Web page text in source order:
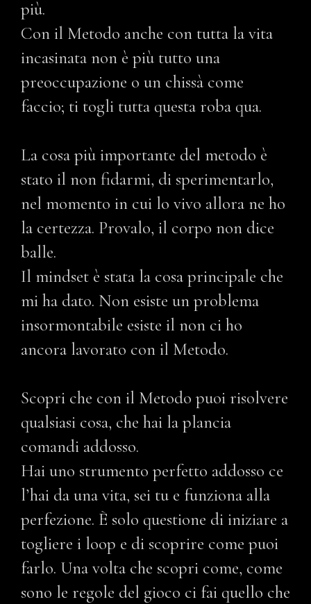
più.
Con il Metodo anche con tutta la vita
incasinata non è più tutto una
preoccupazione o un chissà come
faccio; ti togli tutta questa roba qua.
La cosa più importante del metodo è
stato il non fidarmi, di sperimentarlo,
nel momento in cui lo vivo allora ne ho
la certezza. Provalo, il corpo non dice
balle.
Il mindset è stata la cosa principale che
mi ha dato. Non esiste un problema
insormontabile esiste il non ci ho
ancora lavorato con il Metodo.
Scopri che con il Metodo puoi risolvere
qualsiasi cosa, che hai la plancia
comandi addosso.
Hai uno strumento perfetto addosso ce
l’hai da una vita, sei tu e funziona alla
perfezione. È solo questione di iniziare a
togliere i loop e di scoprire come puoi
farlo. Una volta che scopri come, come
sono le regole del gioco ci fai quello che